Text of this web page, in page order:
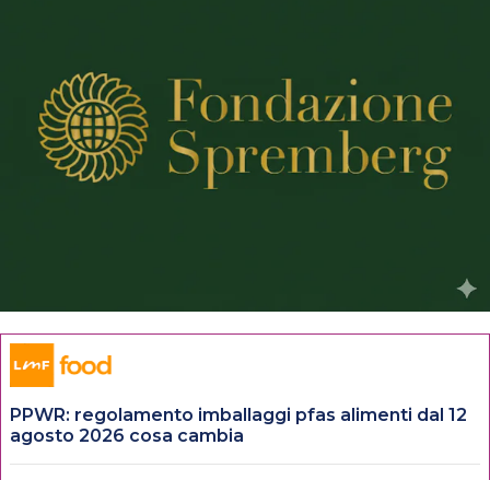
PPWR: regolamento imballaggi pfas alimenti dal 12
agosto 2026 cosa cambia